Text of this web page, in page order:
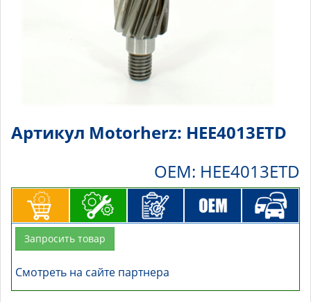
Артикул Motorherz: HEE4013ETD
OEM: HEE4013ETD
Запросить товар
Смотреть на сайте партнера